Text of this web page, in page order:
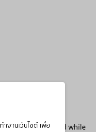
งานเว็บไซต์ เพื่อ
has occurred while